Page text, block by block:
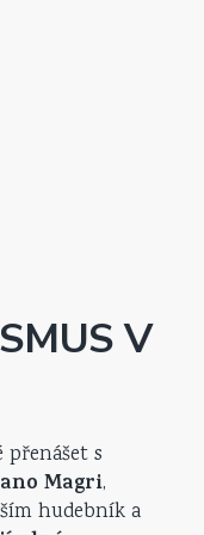
V
přenášet s
Magri,
hudebník a